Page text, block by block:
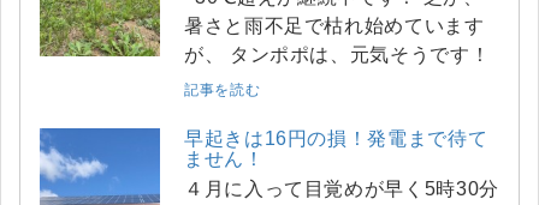
暑さと雨不足で枯れ始めています
が、 タンポポは、元気そうです！
記事を読む
早起きは16円の損！発電まで待て
ません！
４月に入って目覚めが早く5時30分